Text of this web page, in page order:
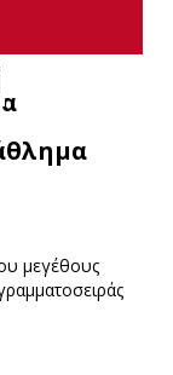
μεγέθους